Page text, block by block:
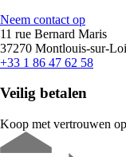
Neem contact op
11 rue Bernard Maris
37270 Montlouis-sur-
+33 1 86 47 62 58
Veilig betalen
Koop met vertrouwen